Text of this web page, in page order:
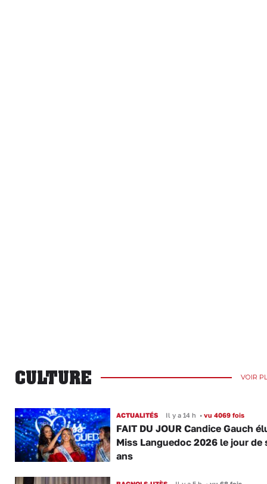
CULTURE VOIR
ACTUALITÉS Il y a 14 h •vu 4069 fois
FAIT DU JOUR Candice Gauch
Miss Languedoc 2026 le jour de
ans